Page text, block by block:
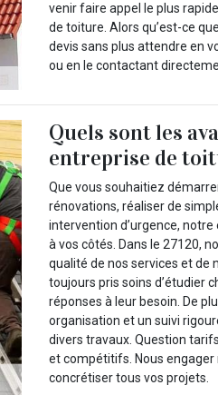
venir faire appel le plus
de toiture. Alors qu’est-ce
devis sans plus attendre en
ou en le contactant
Quels sont les
entreprise de
Que vous souhaitiez
rénovations, réaliser de
intervention d’urgence,
à vos côtés. Dans le 27120,
qualité de nos services et de
toujours pris soins d’étudier
réponses à leur besoin. De
organisation et un suivi
divers travaux. Question
et compétitifs. Nous
concrétiser tous vos projets.